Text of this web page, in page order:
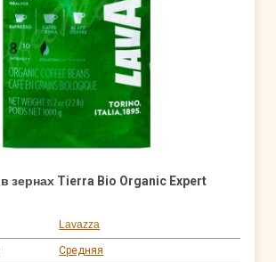
зернах Tierra Bio Organic Expert
Lavazza
Средняя